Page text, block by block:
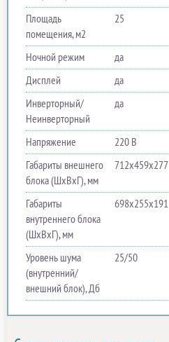
Площадь
помещения, м2
25
Ночной режим
да
Дисплей
да
Инверторный/
Неинверторный
да
Напряжение
220 В
Габариты внешнего
блока (ШхВхГ), мм
712х459х277
Габариты
внутреннего блока
(ШхВхГ), мм
698х255х191
Уровень шума
(внутренний/
внешний блок), Дб
25/50